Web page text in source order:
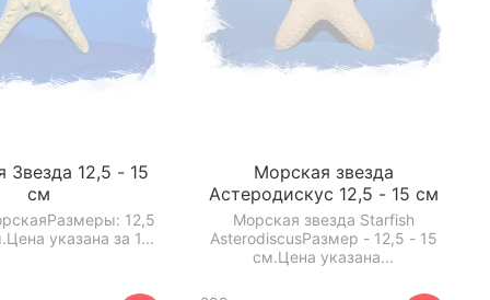
Звезда 12,5 - 15
см
12,5
указана за 1...
Морская звезда
Астеродискус 12,5 - 15 см
Морская звезда Starfish
AsterodiscusРазмер - 12,5 - 15
см.Цена указана...